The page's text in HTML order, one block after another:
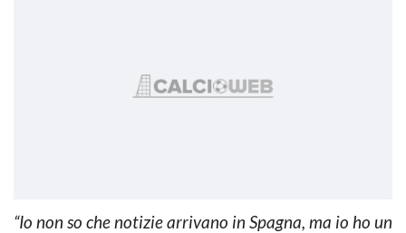
“Io non so che notizie arrivano in Spagna, ma io ho un